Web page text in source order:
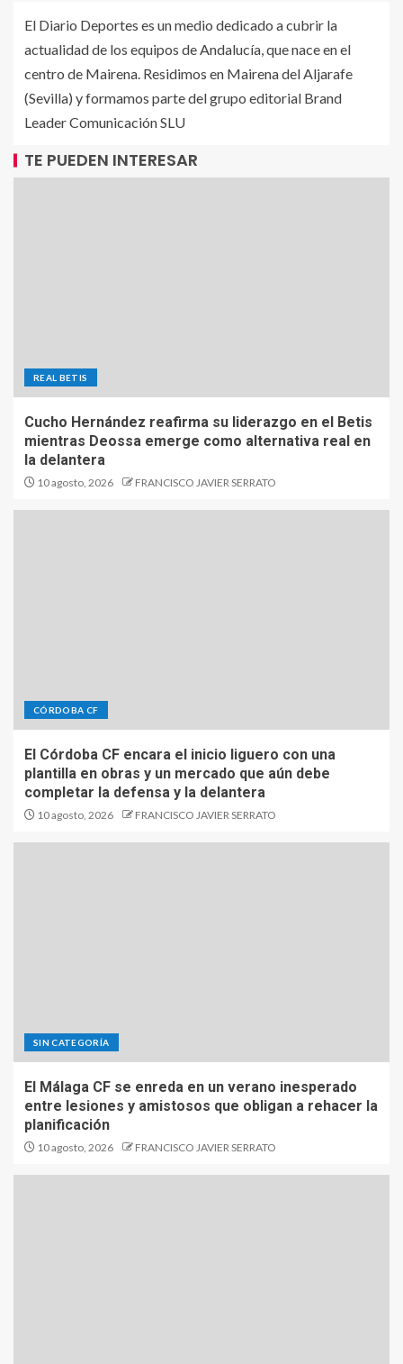
El Diario Deportes es un medio dedicado a cubrir la
actualidad de los equipos de Andalucía, que nace en el
centro de Mairena. Residimos en Mairena del Aljarafe
(Sevilla) y formamos parte del grupo editorial Brand
Leader Comunicación SLU
TE PUEDEN INTERESAR
REAL BETIS
Cucho Hernández reafirma su liderazgo en el Betis
mientras Deossa emerge como alternativa real en
la delantera
10 agosto, 2026 FRANCISCO JAVIER SERRATO
CÓRDOBA CF
El Córdoba CF encara el inicio liguero con una
plantilla en obras y un mercado que aún debe
completar la defensa y la delantera
10 agosto, 2026 FRANCISCO JAVIER SERRATO
SIN CATEGORÍA
El Málaga CF se enreda en un verano inesperado
entre lesiones y amistosos que obligan a rehacer la
planificación
10 agosto, 2026 FRANCISCO JAVIER SERRATO